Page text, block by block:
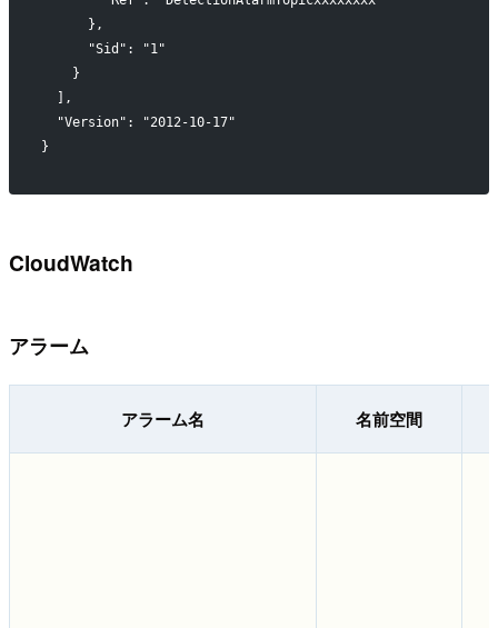
      },
      "Sid": "1"
    }
  ],
  "Version": "2012-10-17"
}
CloudWatch
アラーム
アラーム名 名前空間